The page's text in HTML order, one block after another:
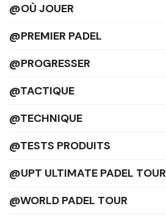
@OÙ JOUER
@PREMIER PADEL
@PROGRESSER
@TACTIQUE
@TECHNIQUE
@TESTS PRODUITS
@UPT ULTIMATE PADEL TOUR
@WORLD PADEL TOUR